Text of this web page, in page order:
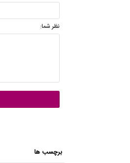
نظر شما:
برچسب ها